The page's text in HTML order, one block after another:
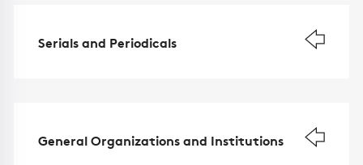
Serials and Periodicals
General Organizations and Institutions